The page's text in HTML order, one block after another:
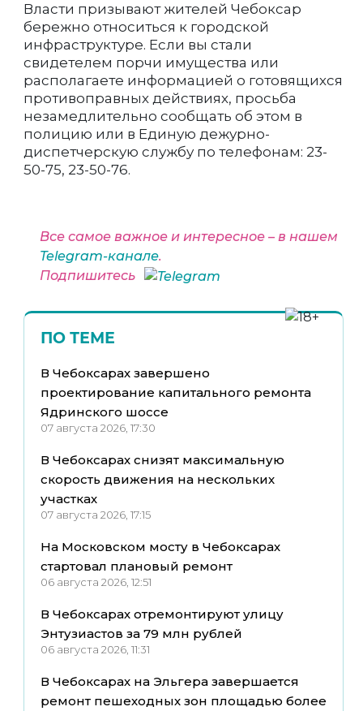
Власти призывают жителей Чебоксар
бережно относиться к городской
инфраструктуре. Если вы стали
свидетелем порчи имущества или
располагаете информацией о готовящихся
противоправных действиях, просьба
незамедлительно сообщать об этом в
полицию или в Единую дежурно-
диспетчерскую службу по телефонам: 23-
50-75, 23-50-76.
Все самое важное и интересное – в нашем
Telegram-канале.
Подпишитесь
ПО ТЕМЕ
В Чебоксарах завершено
проектирование капитального ремонта
Ядринского шоссе
07 августа 2026, 17:30
В Чебоксарах снизят максимальную
скорость движения на нескольких
участках
07 августа 2026, 17:15
На Московском мосту в Чебоксарах
стартовал плановый ремонт
06 августа 2026, 12:51
В Чебоксарах отремонтируют улицу
Энтузиастов за 79 млн рублей
06 августа 2026, 11:31
В Чебоксарах на Эльгера завершается
ремонт пешеходных зон площадью более